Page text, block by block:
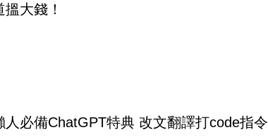
大錢！
人必備ChatGPT特典 改文翻譯打code指令